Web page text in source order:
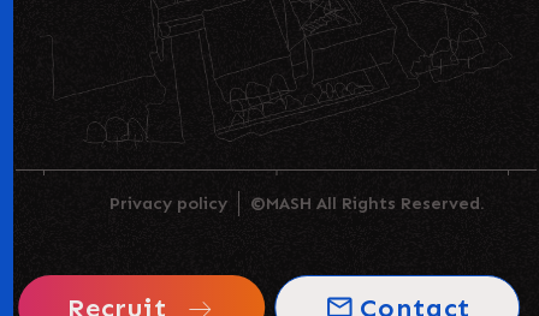
Recruit mail_outline Contact
Privacy policy ©MASH All Rights Reserved.